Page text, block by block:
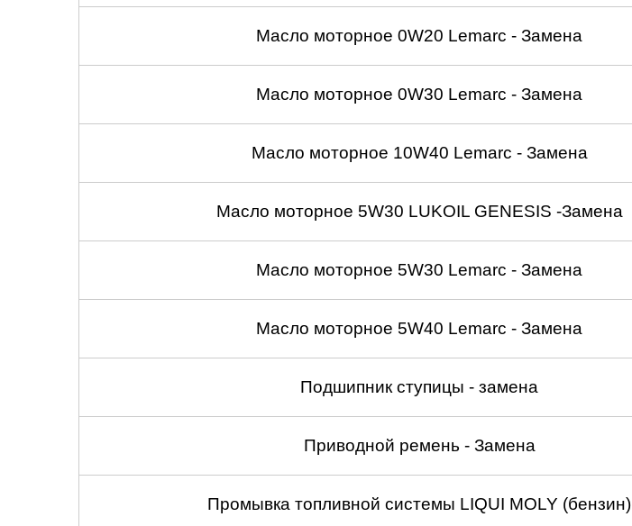
Масло моторное 0W20 Lemarc - Замена
Масло моторное 0W30 Lemarc - Замена
Масло моторное 10W40 Lemarc - Замена
Масло моторное 5W30 LUKOIL GENESIS -Замена
Масло моторное 5W30 Lemarc - Замена
Масло моторное 5W40 Lemarc - Замена
Подшипник ступицы - замена
Приводной ремень - Замена
Промывка топливной системы LIQUI MOLY (бензин)